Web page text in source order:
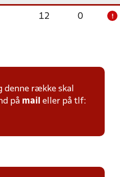
12 0 !
denne række skal
på mail eller på tlf: